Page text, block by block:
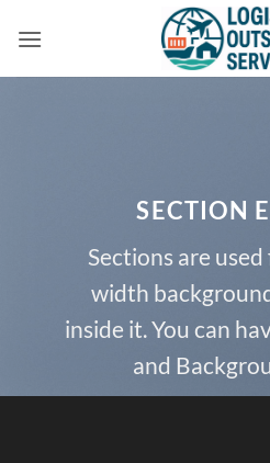
SECTION
Sections are
width
inside it. You can
and